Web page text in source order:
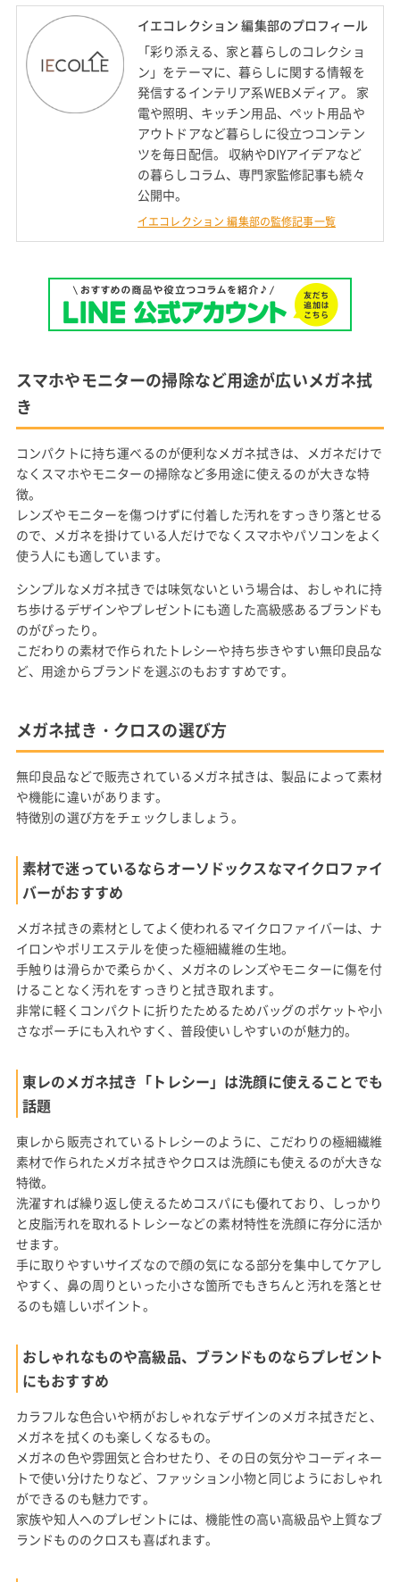
イエコレクション 編集部のプロフィール
「彩り添える、家と暮らしのコレクショ
ン」をテーマに、暮らしに関する情報を
発信するインテリア系WEBメディア。 家
電や照明、キッチン用品、ペット用品や
アウトドアなど暮らしに役立つコンテン
ツを毎日配信。 収納やDIYアイデアなど
の暮らしコラム、専門家監修記事も続々
公開中。
イエコレクション 編集部の監修記事一覧
スマホやモニターの掃除など用途が広いメガネ拭
き
コンパクトに持ち運べるのが便利なメガネ拭きは、メガネだけで
なくスマホやモニターの掃除など多用途に使えるのが大きな特
徴。
レンズやモニターを傷つけずに付着した汚れをすっきり落とせる
ので、メガネを掛けている人だけでなくスマホやパソコンをよく
使う人にも適しています。
シンプルなメガネ拭きでは味気ないという場合は、おしゃれに持
ち歩けるデザインやプレゼントにも適した高級感あるブランドも
のがぴったり。
こだわりの素材で作られたトレシーや持ち歩きやすい無印良品な
ど、用途からブランドを選ぶのもおすすめです。
メガネ拭き・クロスの選び方
無印良品などで販売されているメガネ拭きは、製品によって素材
や機能に違いがあります。
特徴別の選び方をチェックしましょう。
素材で迷っているならオーソドックスなマイクロファイ
バーがおすすめ
メガネ拭きの素材としてよく使われるマイクロファイバーは、ナ
イロンやポリエステルを使った極細繊維の生地。
手触りは滑らかで柔らかく、メガネのレンズやモニターに傷を付
けることなく汚れをすっきりと拭き取れます。
非常に軽くコンパクトに折りたためるためバッグのポケットや小
さなポーチにも入れやすく、普段使いしやすいのが魅力的。
東レのメガネ拭き「トレシー」は洗顔に使えることでも
話題
東レから販売されているトレシーのように、こだわりの極細繊維
素材で作られたメガネ拭きやクロスは洗顔にも使えるのが大きな
特徴。
洗濯すれば繰り返し使えるためコスパにも優れており、しっかり
と皮脂汚れを取れるトレシーなどの素材特性を洗顔に存分に活か
せます。
手に取りやすいサイズなので顔の気になる部分を集中してケアし
やすく、鼻の周りといった小さな箇所でもきちんと汚れを落とせ
るのも嬉しいポイント。
おしゃれなものや高級品、ブランドものならプレゼント
にもおすすめ
カラフルな色合いや柄がおしゃれなデザインのメガネ拭きだと、
メガネを拭くのも楽しくなるもの。
メガネの色や雰囲気と合わせたり、その日の気分やコーディネー
トで使い分けたりなど、ファッション小物と同じようにおしゃれ
ができるのも魅力です。
家族や知人へのプレゼントには、機能性の高い高級品や上質なブ
ランドもののクロスも喜ばれます。